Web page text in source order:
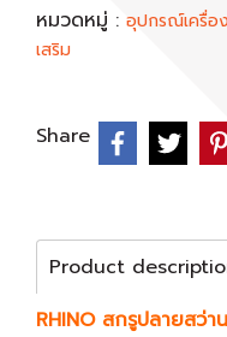
หมวดหมู่ : อุปกรณ์เครื่อ
เสริม
Share
Product
RHINO สกรูปลายสว่